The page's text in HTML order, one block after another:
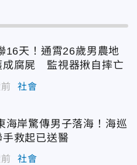
16天！通霄26歲男農地
成腐屍 監視器揪自摔亡
社會
海岸驚傳男子落海！海巡
手救起已送醫
社會